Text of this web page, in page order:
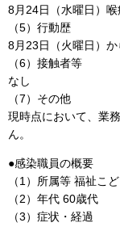
8月24日（水曜日）
（5）行動歴
8月23日（火曜日）か
（6）接触者等
なし
（7）その他
現時点において、業
ん。
●感染職員の概要
（1）所属等 福祉こ
（2）年代 60歳代
（3）症状・経過